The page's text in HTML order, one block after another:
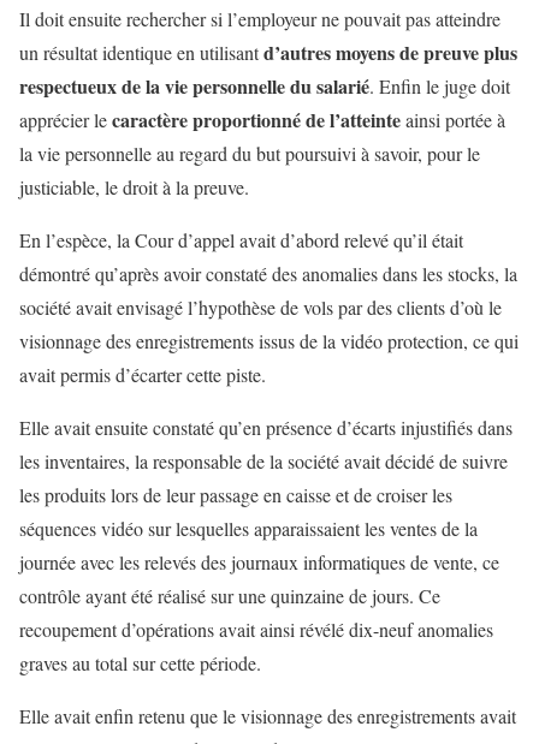
Il doit ensuite rechercher si l’employeur ne pouvait pas atteindre
un résultat identique en utilisantd’autres moyens de preuve plus
respectueux de la vie personnelle du salarié. Enfin le juge doit
apprécier lecaractère proportionné de l’atteinteainsi portée à
la vie personnelle au regard du but poursuivi à savoir, pour le
justiciable, le droit à la preuve.
En l’espèce, la Cour d’appel avait d’abord relevé qu’il était
démontré qu’après avoir constaté des anomalies dans les stocks, la
société avait envisagé l’hypothèse de vols par des clients d’où le
visionnage des enregistrements issus de la vidéo protection, ce qui
avait permis d’écarter cette piste.
Elle avait ensuite constaté qu’en présence d’écarts injustifiés dans
les inventaires, la responsable de la société avait décidé de suivre
les produits lors de leur passage en caisse et de croiser les
séquences vidéo sur lesquelles apparaissaient les ventes de la
journée avec les relevés des journaux informatiques de vente, ce
contrôle ayant été réalisé sur une quinzaine de jours. Ce
recoupement d’opérations avait ainsi révélé dix-neuf anomalies
graves au total sur cette période.
Elle avait enfin retenu que le visionnage des enregistrements avait